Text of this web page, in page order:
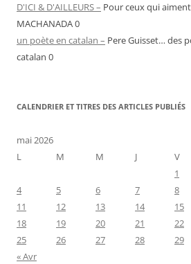
D'ICI & D'AILLEURS – Pour ceux qui
MACHANADA 0
un poète en catalan – Pere Guisset… des
catalan 0
CALENDRIER ET TITRES DES ARTICLES PUBLIÉS
mai 2026
L
M M J V
1
4
5 6 7 8
11
12 13 14 15
18
19 20 21 22
25
26 27 28 29
« Avr